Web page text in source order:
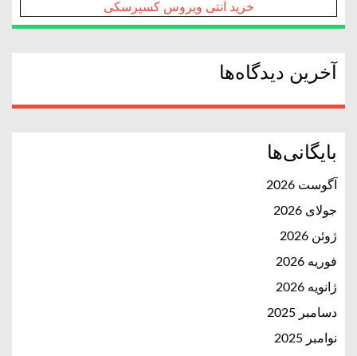
خرید آنتی ویروس کسپرسکی
آخرین دیدگاه‌ها
بایگانی‌ها
آگوست 2026
جولای 2026
ژوئن 2026
فوریه 2026
ژانویه 2026
دسامبر 2025
نوامبر 2025